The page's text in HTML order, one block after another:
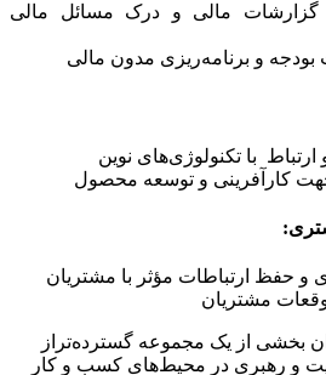
گزارشات مالی و درک مسائل مالی
بودجه و برنامه‌ریزی مدون مالی
ارتباط با تکنولوژی‌های نوین
کارآفرینی و توسعه محصول
:
و حفظ ارتباطات مؤثر با مشتریان
مشتریان
بخشی از یک مجموعه گسترده‌تراز
و رهبری در محیط‌های کسب و کار